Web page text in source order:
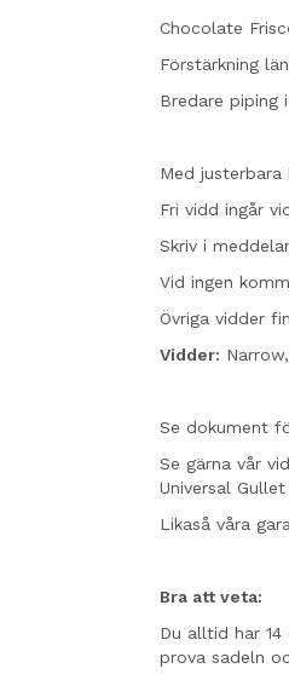
Chocolate
Förstärkning
Bredare piping
Med justerbara
Fri vidd ingår
Skriv i
Vid ingen
Övriga vidder
Vidder:
Se dokument
Se gärna vår
Universal
Likaså våra
Bra att veta:
Du alltid har
prova sadeln